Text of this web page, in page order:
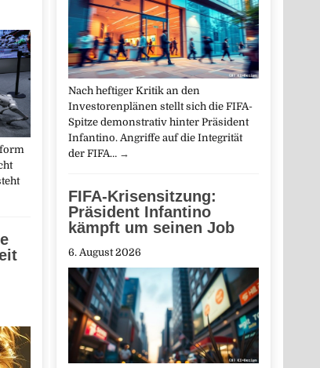
Nach heftiger Kritik an den
Investorenplänen stellt sich die FIFA-
Spitze demonstrativ hinter Präsident
Infantino. Angriffe auf die Integrität
der FIFA… →
FIFA-Krisensitzung:
Präsident Infantino
kämpft um seinen Job
6. August 2026